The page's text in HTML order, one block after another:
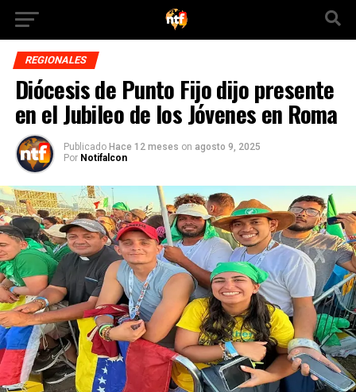
REGIONALES
Diócesis de Punto Fijo dijo presente
en el Jubileo de los Jóvenes en Roma
Publicado Hace 12 meses on agosto 9, 2025
Por Notifalcon